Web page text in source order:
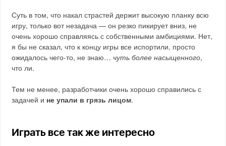
Суть в том, что накал страстей держит высокую планку всю
игру, только вот незадача — он резко пикирует вниз, не
очень хорошо справляясь с собственными амбициями. Нет,
я бы не сказал, что к концу игры все испортили, просто
ожидалось чего-то, не знаю… чуть более насыщенного,
что ли.
Тем не менее, разработчики очень хорошо справились с
задачей и не упали в грязь лицом.
Играть все так же интересно